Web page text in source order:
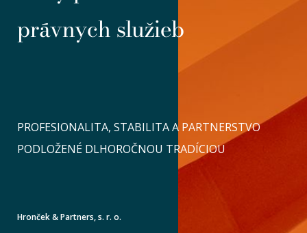
právnych služieb
PROFESIONALITA, STABILITA A PARTNERSTVO
PODLOŽENÉ DLHOROČNOU TRADÍCIOU
Hronček & Partners, s. r. o.